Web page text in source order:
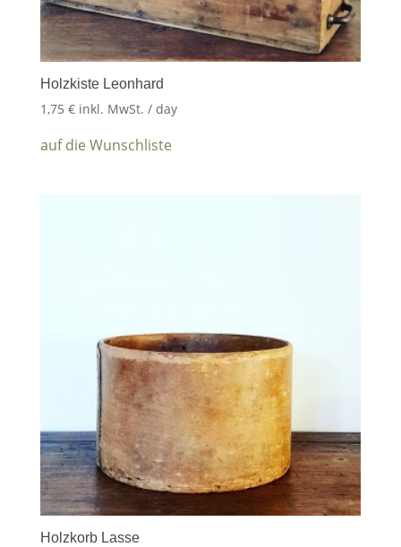
Holzkiste Leonhard
1,75 € inkl. MwSt. / day
auf die Wunschliste
Holzkorb Lasse